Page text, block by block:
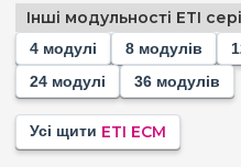
У комплекті(2)
Матеріал корпусу
Пластик(2)
Інші модульності ETI
4 модулі 8 модулів
24 модулі
36 модулів
Усі щити ETI ECM